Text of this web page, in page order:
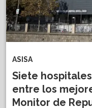
ASISA
Siete
entre los
Monitor de